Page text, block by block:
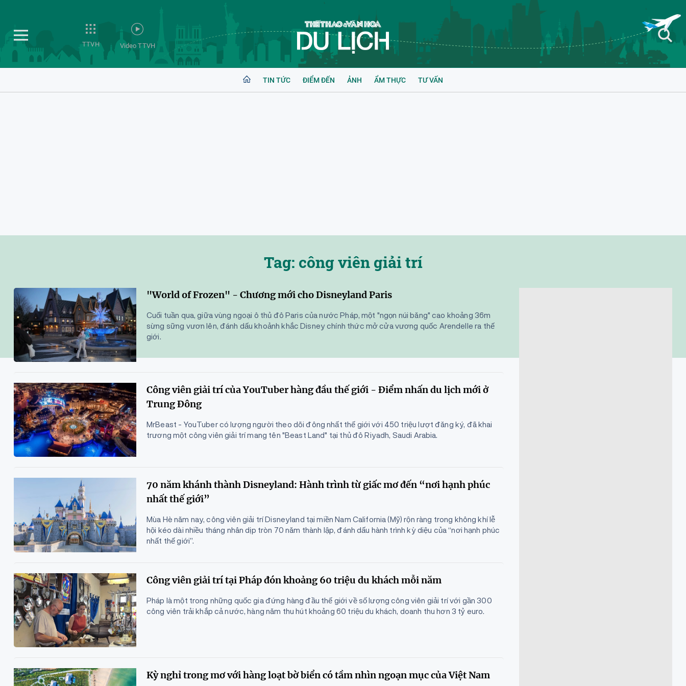
TTVH Video TTVH
TIN TỨC ĐIỂM ĐẾN ẢNH ẨM THỰC TƯ VẤN
Tag: công viên giải trí
"World of Frozen" - Chương mới cho Disneyland Paris
Cuối tuần qua, giữa vùng ngoại ô thủ đô Paris của nước Pháp, một "ngọn núi băng" cao khoảng 36m
sừng sững vươn lên, đánh dấu khoảnh khắc Disney chính thức mở cửa vương quốc Arendelle ra thế
giới.
Công viên giải trí của YouTuber hàng đầu thế giới - Điểm nhấn du lịch mới ở
Trung Đông
MrBeast - YouTuber có lượng người theo dõi đông nhất thế giới với 450 triệu lượt đăng ký, đã khai
trương một công viên giải trí mang tên "Beast Land" tại thủ đô Riyadh, Saudi Arabia.
70 năm khánh thành Disneyland: Hành trình từ giấc mơ đến “nơi hạnh phúc
nhất thế giới”
Mùa Hè năm nay, công viên giải trí Disneyland tại miền Nam California (Mỹ) rộn ràng trong không khí lễ
hội kéo dài nhiều tháng nhân dịp tròn 70 năm thành lập, đánh dấu hành trình kỳ diệu của “nơi hạnh phúc
nhất thế giới”.
Công viên giải trí tại Pháp đón khoảng 60 triệu du khách mỗi năm
Pháp là một trong những quốc gia đứng hàng đầu thế giới về số lượng công viên giải trí với gần 300
công viên trải khắp cả nước, hàng năm thu hút khoảng 60 triệu du khách, doanh thu hơn 3 tỷ euro.
Kỳ nghỉ trong mơ với hàng loạt bờ biển có tầm nhìn ngoạn mục của Việt Nam